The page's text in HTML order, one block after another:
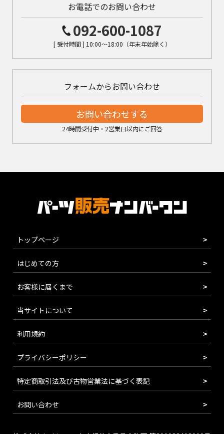
お電話でのお問い合わせ
092-600-1087
[ 受付時間 ] 10:00～18:00（年末年始除く）
フォームからお問い合わせ
お問い合わせする
24時間受付中・2営業日以内にご回答
トップページ
はじめての方
お客様に届くまで
当サイトについて
利用規約
プライバシーポリシー
特定商取引法及び古物営業法に基づく表記
お問い合わせ